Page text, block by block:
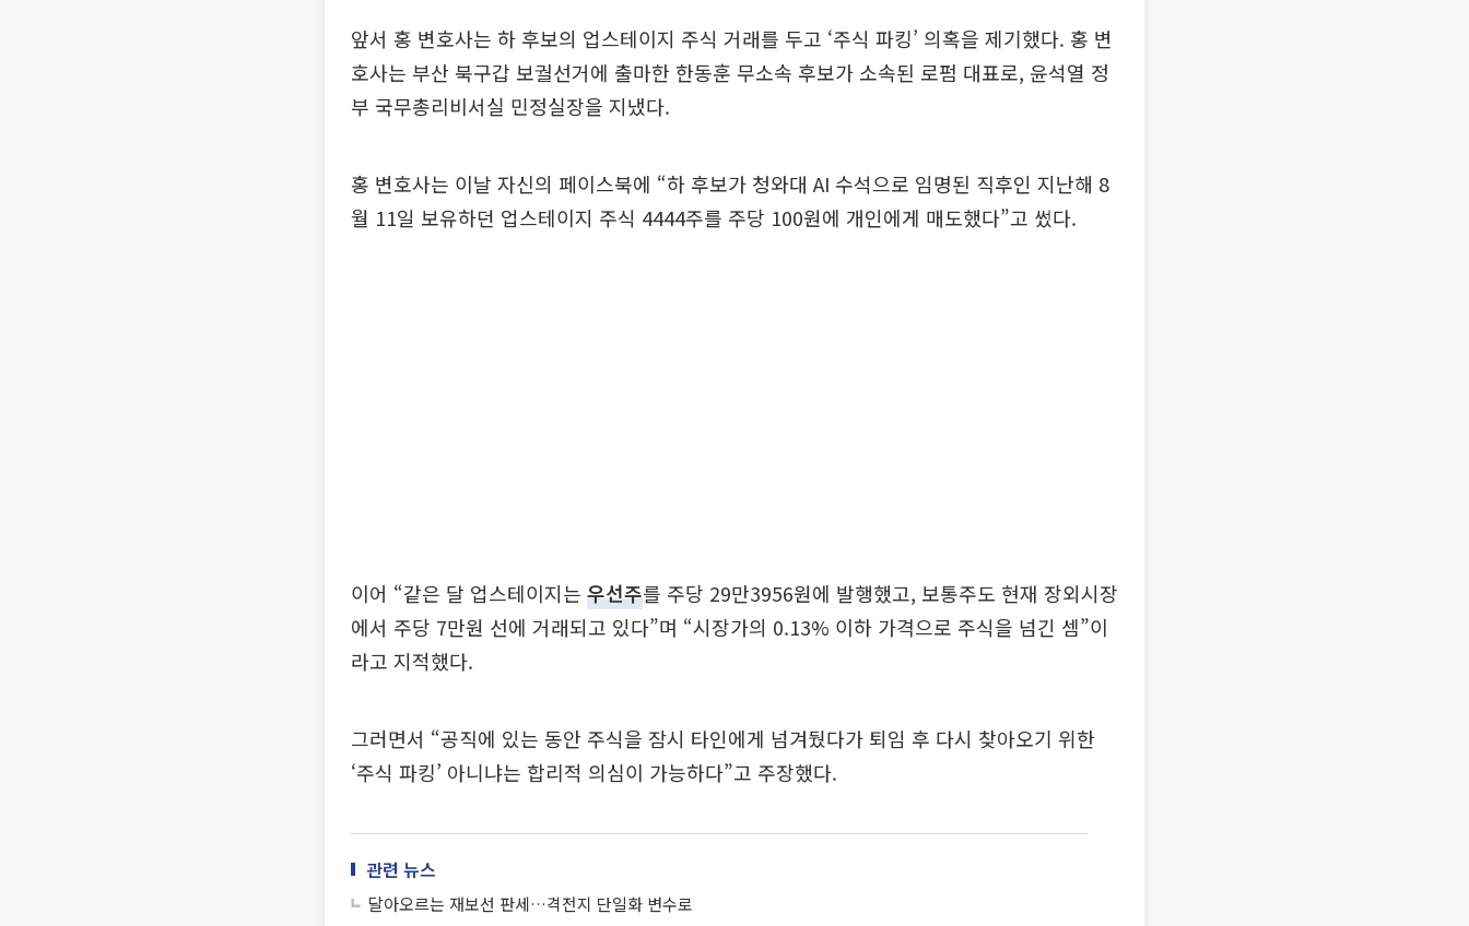
앞서 홍 변호사는 하 후보의 업스테이지 주식 거래를 두고 ‘주식 파킹’ 의혹을 제기했다. 홍 변
호사는 부산 북구갑 보궐선거에 출마한 한동훈 무소속 후보가 소속된 로펌 대표로, 윤석열 정
부 국무총리비서실 민정실장을 지냈다.
홍 변호사는 이날 자신의 페이스북에 “하 후보가 청와대 AI 수석으로 임명된 직후인 지난해 8
월 11일 보유하던 업스테이지 주식 4444주를 주당 100원에 개인에게 매도했다”고 썼다.
이어 “같은 달 업스테이지는 우선주를 주당 29만3956원에 발행했고, 보통주도 현재 장외시장
에서 주당 7만원 선에 거래되고 있다”며 “시장가의 0.13% 이하 가격으로 주식을 넘긴 셈”이
라고 지적했다.
그러면서 “공직에 있는 동안 주식을 잠시 타인에게 넘겨뒀다가 퇴임 후 다시 찾아오기 위한
‘주식 파킹’ 아니냐는 합리적 의심이 가능하다”고 주장했다.
관련 뉴스
달아오르는 재보선 판세…격전지 단일화 변수로